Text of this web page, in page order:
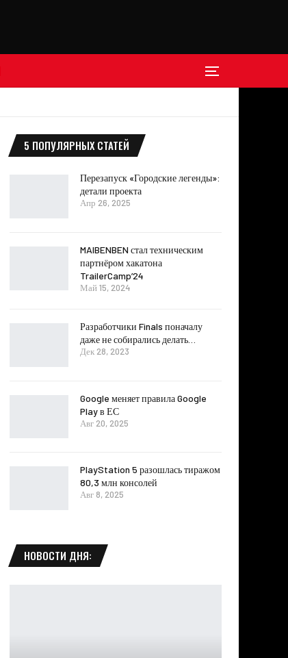
5 ПОПУЛЯРНЫХ СТАТЕЙ
Перезапуск «Городские легенды»:
детали проекта
Апр 26, 2025
MAIBENBEN стал техническим
партнёром хакатона
TrailerCamp’24
Май 15, 2024
Разработчики Finals поначалу
даже не собирались делать…
Дек 28, 2023
Google меняет правила Google
Play в ЕС
Авг 20, 2025
PlayStation 5 разошлась тиражом
80,3 млн консолей
Авг 8, 2025
НОВОСТИ ДНЯ: